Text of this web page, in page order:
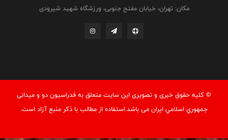
مکان: تهران، خیابان مفتح جنوبی، ورزشگاه شهید شیرودی
© کليه حقوق خبری و تصويری اين سايت متعلق به فدراسيون دو و میدانی
جمهوري اسلامي ايران می باشد.استفاده از مطالب با ذكر منبع آزاد است.